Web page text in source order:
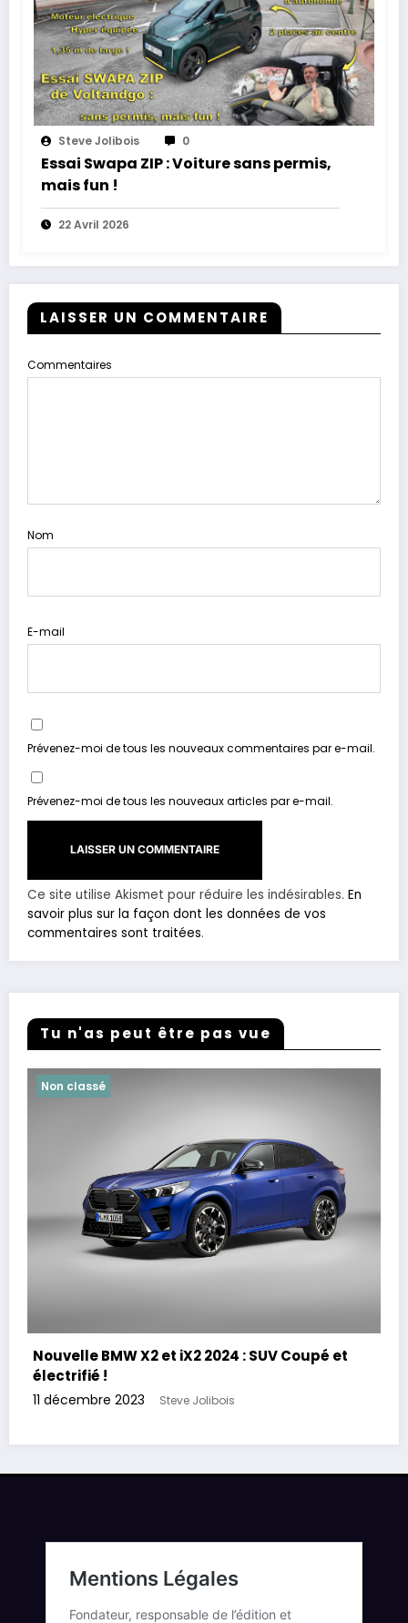
Steve Jolibois 0
Essai Swapa ZIP : Voiture sans permis,
mais fun !
22 Avril 2026
LAISSER UN COMMENTAIRE
Commentaires
Nom
E-mail
Prévenez-moi de tous les nouveaux commentaires par e-mail.
Prévenez-moi de tous les nouveaux articles par e-mail.
Ce site utilise Akismet pour réduire les indésirables. En
savoir plus sur la façon dont les données de vos
commentaires sont traitées.
Tu n'as peut être pas vue
Non classé
Nouvelle BMW X2 et iX2 2024 : SUV Coupé et
électrifié !
11 décembre 2023 Steve Jolibois